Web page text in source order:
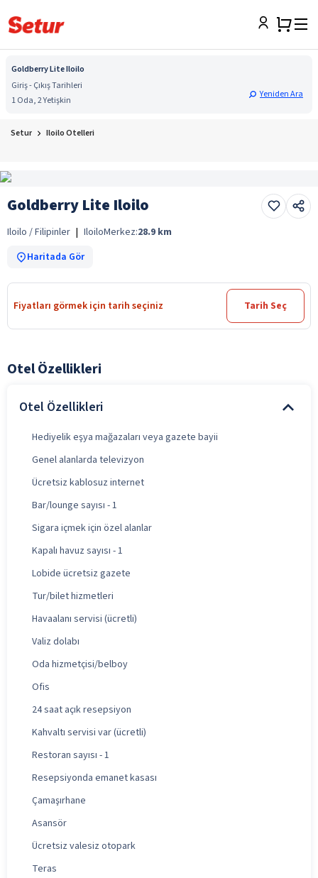
Goldberry Lite Iloilo
Giriş - Çıkış Tarihleri
1 Oda, 2 Yetişkin
Yeniden Ara
Setur Iloilo Otelleri
Goldberry Lite Iloilo
Iloilo / Filipinler | IloiloMerkez:28.9 km
Haritada Gör
Fiyatları görmek için tarih seçiniz Tarih Seç
Otel Özellikleri
Otel Özellikleri
Hediyelik eşya mağazaları veya gazete bayii
Genel alanlarda televizyon
Ücretsiz kablosuz internet
Bar/lounge sayısı - 1
Sigara içmek için özel alanlar
Kapalı havuz sayısı - 1
Lobide ücretsiz gazete
Tur/bilet hizmetleri
Havaalanı servisi (ücretli)
Valiz dolabı
Oda hizmetçisi/belboy
Ofis
24 saat açık resepsiyon
Kahvaltı servisi var (ücretli)
Restoran sayısı - 1
Resepsiyonda emanet kasası
Çamaşırhane
Asansör
Ücretsiz valesiz otopark
Teras